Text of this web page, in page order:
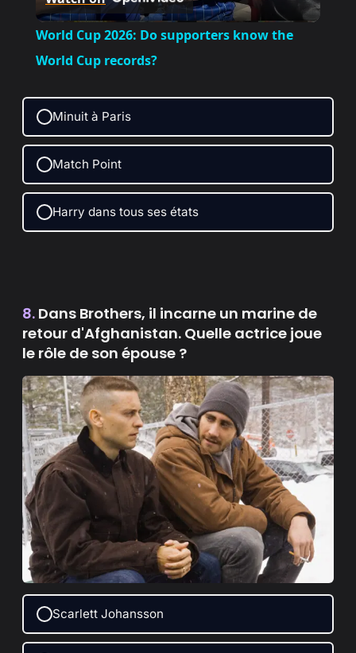
l
i
o
World Cup 2026: Do supporters know the
World Cup records?
Minuit à Paris
Match Point
Harry dans tous ses états
8. Dans Brothers, il incarne un marine de
retour d'Afghanistan. Quelle actrice joue
le rôle de son épouse ?
Scarlett Johansson